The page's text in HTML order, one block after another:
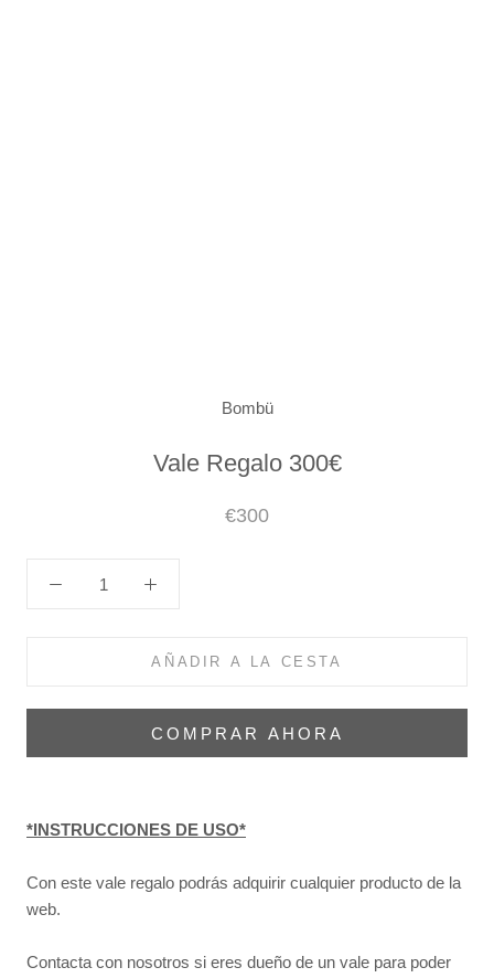
Bombü
Vale Regalo 300€
€300
AÑADIR A LA CESTA
COMPRAR AHORA
*INSTRUCCIONES DE USO*
Con este vale regalo podrás adquirir cualquier producto de la
web.
Contacta con nosotros si eres dueño de un vale para poder